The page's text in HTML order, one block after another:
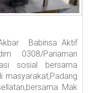
Babinsa Aktif
0308/Pariaman
sosial bersama
masyarakat,Padang
Mak